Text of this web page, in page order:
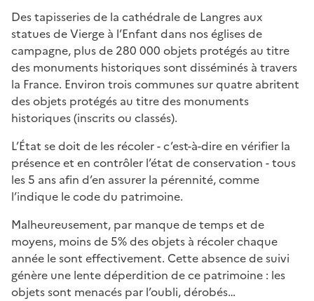
Des tapisseries de la cathédrale de Langres aux
statues de Vierge à l’Enfant dans nos églises de
campagne, plus de 280 000 objets protégés au titre
des monuments historiques sont disséminés à travers
la France. Environ trois communes sur quatre abritent
des objets protégés au titre des monuments
historiques (inscrits ou classés).
L’État se doit de les récoler - c’est-à-dire en vérifier la
présence et en contrôler l’état de conservation - tous
les 5 ans afin d’en assurer la pérennité, comme
l’indique le code du patrimoine.
Malheureusement, par manque de temps et de
moyens, moins de 5% des objets à récoler chaque
année le sont effectivement. Cette absence de suivi
génère une lente déperdition de ce patrimoine : les
objets sont menacés par l’oubli, dérobés…